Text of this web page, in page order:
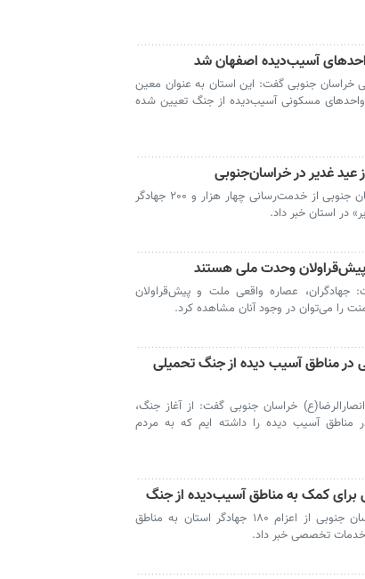
آسیب‌دیده اصفهان شد
خراسان جنوبی گفت: این استان به عنوان معین
واحدهای مسکونی آسیب‌دیده از جنگ تعیین شده
بیرجند- مسئول بسیج سازندگی خراسان جنوبی از خدمت‌رسانی چهار هزار و ۲۰۰ جهادگر
در استان خبر داد.
وحدت ملی هستند
جهادگران، عصاره واقعی ملت و پیش‌قراولان
را می‌توان در وجود آنان مشاهده کرد.
جنوبی در مناطق آسیب دیده از جنگ تحمیلی
خراسان جنوبی گفت: از آغاز جنگ،
در مناطق آسیب دیده را داشته ایم که به مردم
بیرجند- مسئول بسیج سازندگی خراسان جنوبی از اعزام ۱۸۰ جهادگر استان به مناطق
خدمات تخصصی خبر داد.